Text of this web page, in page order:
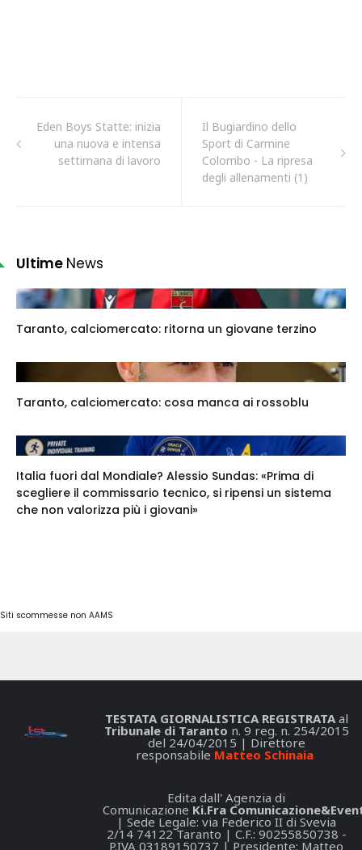
Eden Boys Statte: inizia
una nuova e intensa
settimana di lavoro
Il Bugiardino dello
Sport di Carmine
Colombo - La ripresa
degli allenamenti (1)
Ultime News
Taranto, calciomercato: ritorna un giovane terzino
Taranto, calciomercato: cosa manca ai rossoblu
Italia fuori dal Mondiale? Alessio Sundas: «Prima di
scegliere il commissario tecnico, si ripensi un sistema
che non valorizza più i giovani»
Siti scommesse non AAMS
TESTATA GIORNALISTICA REGISTRATAal
Tribunale di Taranto n. 9 reg. n. 254/2015
del 24/04/2015 | Direttore
responsabile Matteo Schinaia
Edita dall' Agenzia di
Comunicazione Ki.Fra
| Sede Legale: via Federico II di Svevia
2/14 74122 Taranto | C.F.: 90255850738 -
P.IVA 03189150737 | Presidente: Matteo